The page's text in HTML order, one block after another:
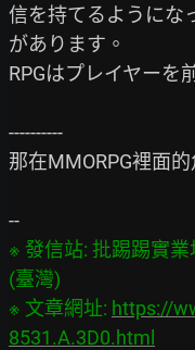
信を持てるようにな
があります。
RPGはプレイヤーを
----------
那在MMORPG裡面
※ 發信站: 批踢踢實
(臺灣)
※ 文章網址: https://
8531.A.3D0.html